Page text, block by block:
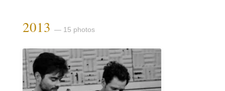
2013 — 15 photos